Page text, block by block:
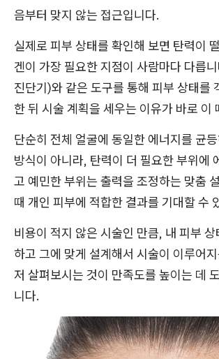
음부터 맞지 않는 접근입니다.
실제로 피부 상태를 확인해 보면 탄력이
겐이 가장 필요한 지점이 사람마다 다릅
진단기)와 같은 도구를 통해 피부 상태를
한 뒤 시술 계획을 세우는 이유가 바로 이
단순히 전체 얼굴에 동일한 에너지를 균
방식이 아니라, 탄력이 더 필요한 부위에
고 예민한 부위는 출력을 조정하는 맞춤
때 개인 피부에 적합한 결과를 기대할 수
비용이 적지 않은 시술인 만큼, 내 피부 상
하고 그에 맞게 설계해서 시술이 이루어
저 살펴보시는 것이 만족도를 높이는 데
니다.